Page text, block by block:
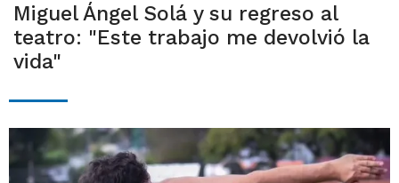
Miguel Ángel Solá y su regreso al
teatro: "Este trabajo me devolvió la
vida"